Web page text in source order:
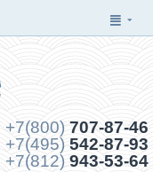
+7(800) 707-87-46
+7(495) 542-87-93
+7(812) 943-53-64